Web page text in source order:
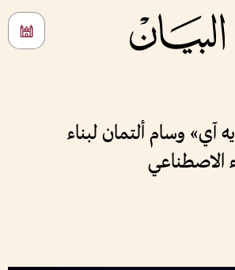
آي» وسام ألتمان لبناء
الاصطناعي